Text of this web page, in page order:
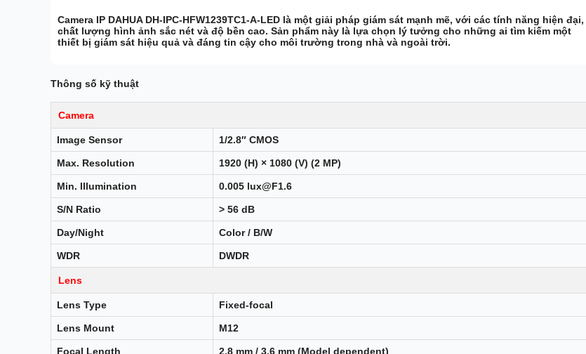
Camera IP DAHUA DH-IPC-HFW1239TC1-A-LED là một giải pháp giám sát mạnh mẽ, với các tính năng hiện đại,
chất lượng hình ảnh sắc nét và độ bền cao. Sản phẩm này là lựa chọn lý tưởng cho những ai tìm kiếm một
thiết bị giám sát hiệu quả và đáng tin cậy cho môi trường trong nhà và ngoài trời.
Thông số kỹ thuật
Camera
Image Sensor 1/2.8″ CMOS
Max. Resolution 1920 (H) × 1080 (V) (2 MP)
Min. Illumination 0.005 lux@F1.6
S/N Ratio > 56 dB
Day/Night Color / B/W
WDR DWDR
Lens
Lens Type Fixed-focal
Lens Mount M12
Focal Length 2.8 mm / 3.6 mm (Model dependent)